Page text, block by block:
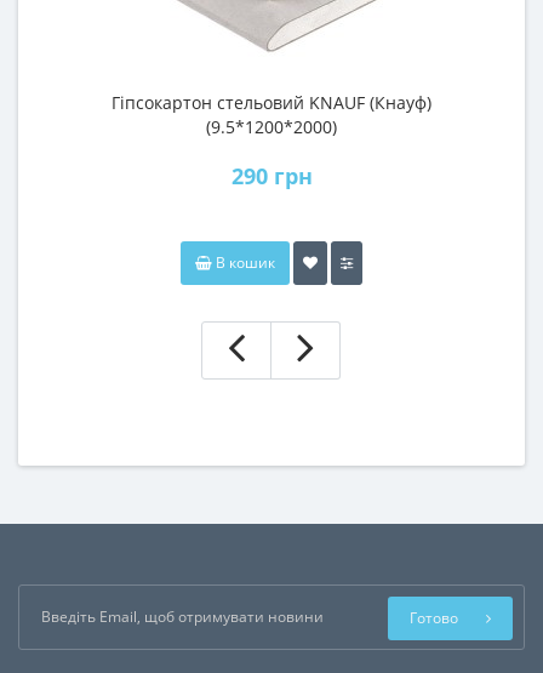
Гіпсокартон стельовий KNAUF (Кнауф)
(9.5*1200*2000)
290 грн
В кошик
Готово